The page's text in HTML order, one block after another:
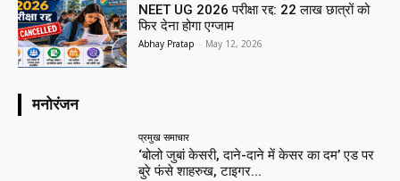
NEET UG 2026 परीक्षा रद्द: 22 लाख छात्रों को
फिर देना होगा एग्जाम
Abhay Pratap - May 12, 2026
मनोरंजन
प्रमुख समाचार‎
‘बोलो जुबां केसरी, दाने-दाने में केसर का दम’ एड पर
बुरे फंसे शाहरुख, टाइगर...